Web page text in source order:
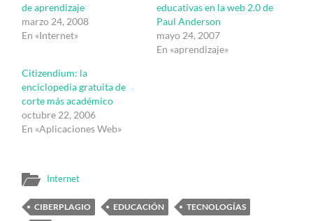
de aprendizaje
marzo 24, 2008
En «Internet»
educativas en la web 2.0 de
Paul Anderson
mayo 24, 2007
En «aprendizaje»
Citizendium: la
enciclopedia gratuita de
corte más académico
octubre 22, 2006
En «Aplicaciones Web»
Internet
CIBERPLAGIO EDUCACIÓN
TECNOLOGÍAS